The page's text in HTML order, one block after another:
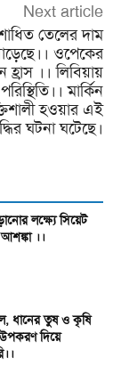
Next article
তেলের দাম
ওপেকের
।। লিবিয়ায়
মার্কিন
হওয়ার এই
ঘটনা ঘটেছে।
লক্ষ্যে সিয়েট
আশঙ্কা ।।
ধানের তুষ ও কৃষি
দিয়ে